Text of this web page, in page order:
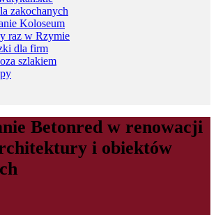
zakochanych
Koloseum
raz w Rzymie
dla firm
szlakiem
Betonred w renowacji
i obiektów